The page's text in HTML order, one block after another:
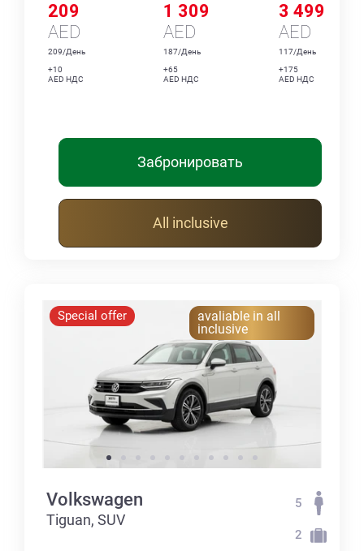
209
AED
209/День
+10
AED НДС
1 309
AED
187/День
+65
AED НДС
3 499
AED
117/День
+175
AED НДС
Забронировать
All inclusive
Special offer
avaliable in all
inclusive
Volkswagen
Tiguan, SUV
5
2